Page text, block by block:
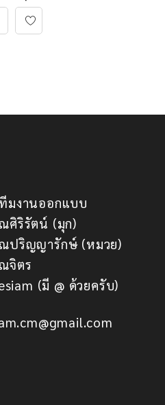
มงานออกแบบ
ศิริรัตน์ (มุก)
ปริญญารักษ์ (หมวย)
จิตร
(มี @ ด้วยครับ)